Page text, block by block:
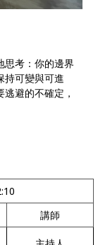
思考：你的邊界
持可變與可進
避的不確定，
講師